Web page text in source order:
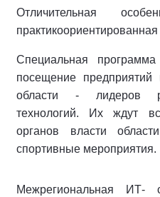
Отличительная
Специальная
посещение предприятий
области - лидеров
технологий. Их ждут
органов власти
спортивные мероприятия.
Межрегиональная